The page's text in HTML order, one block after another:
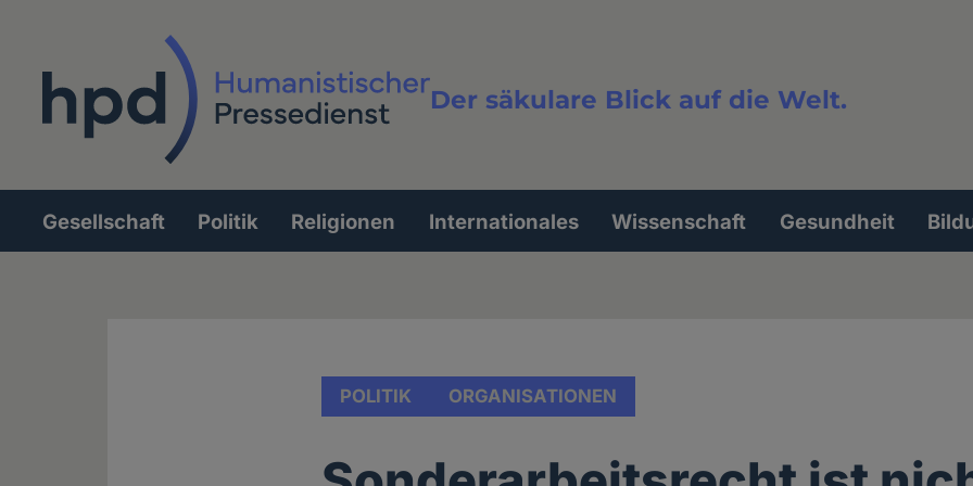
Der säkulare Blick auf die Welt.
Volltextsuche
Hauptnavigation
Gesellschaft Politik Religionen Internationales Wissenschaft Gesundheit
POLITIK ORGANISATIONEN